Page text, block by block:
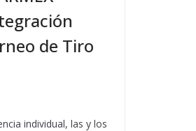
de Tiro
individual, las y los